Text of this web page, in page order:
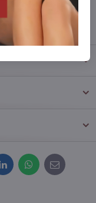
LinkedInWhatsApp
E-
mail